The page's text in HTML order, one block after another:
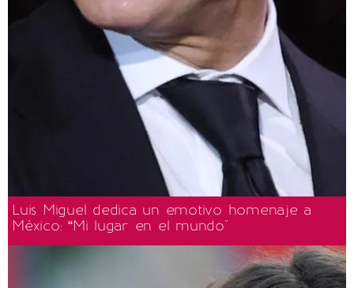
Luis Miguel dedica un emotivo homenaje a
México: “Mi lugar en el mundo"